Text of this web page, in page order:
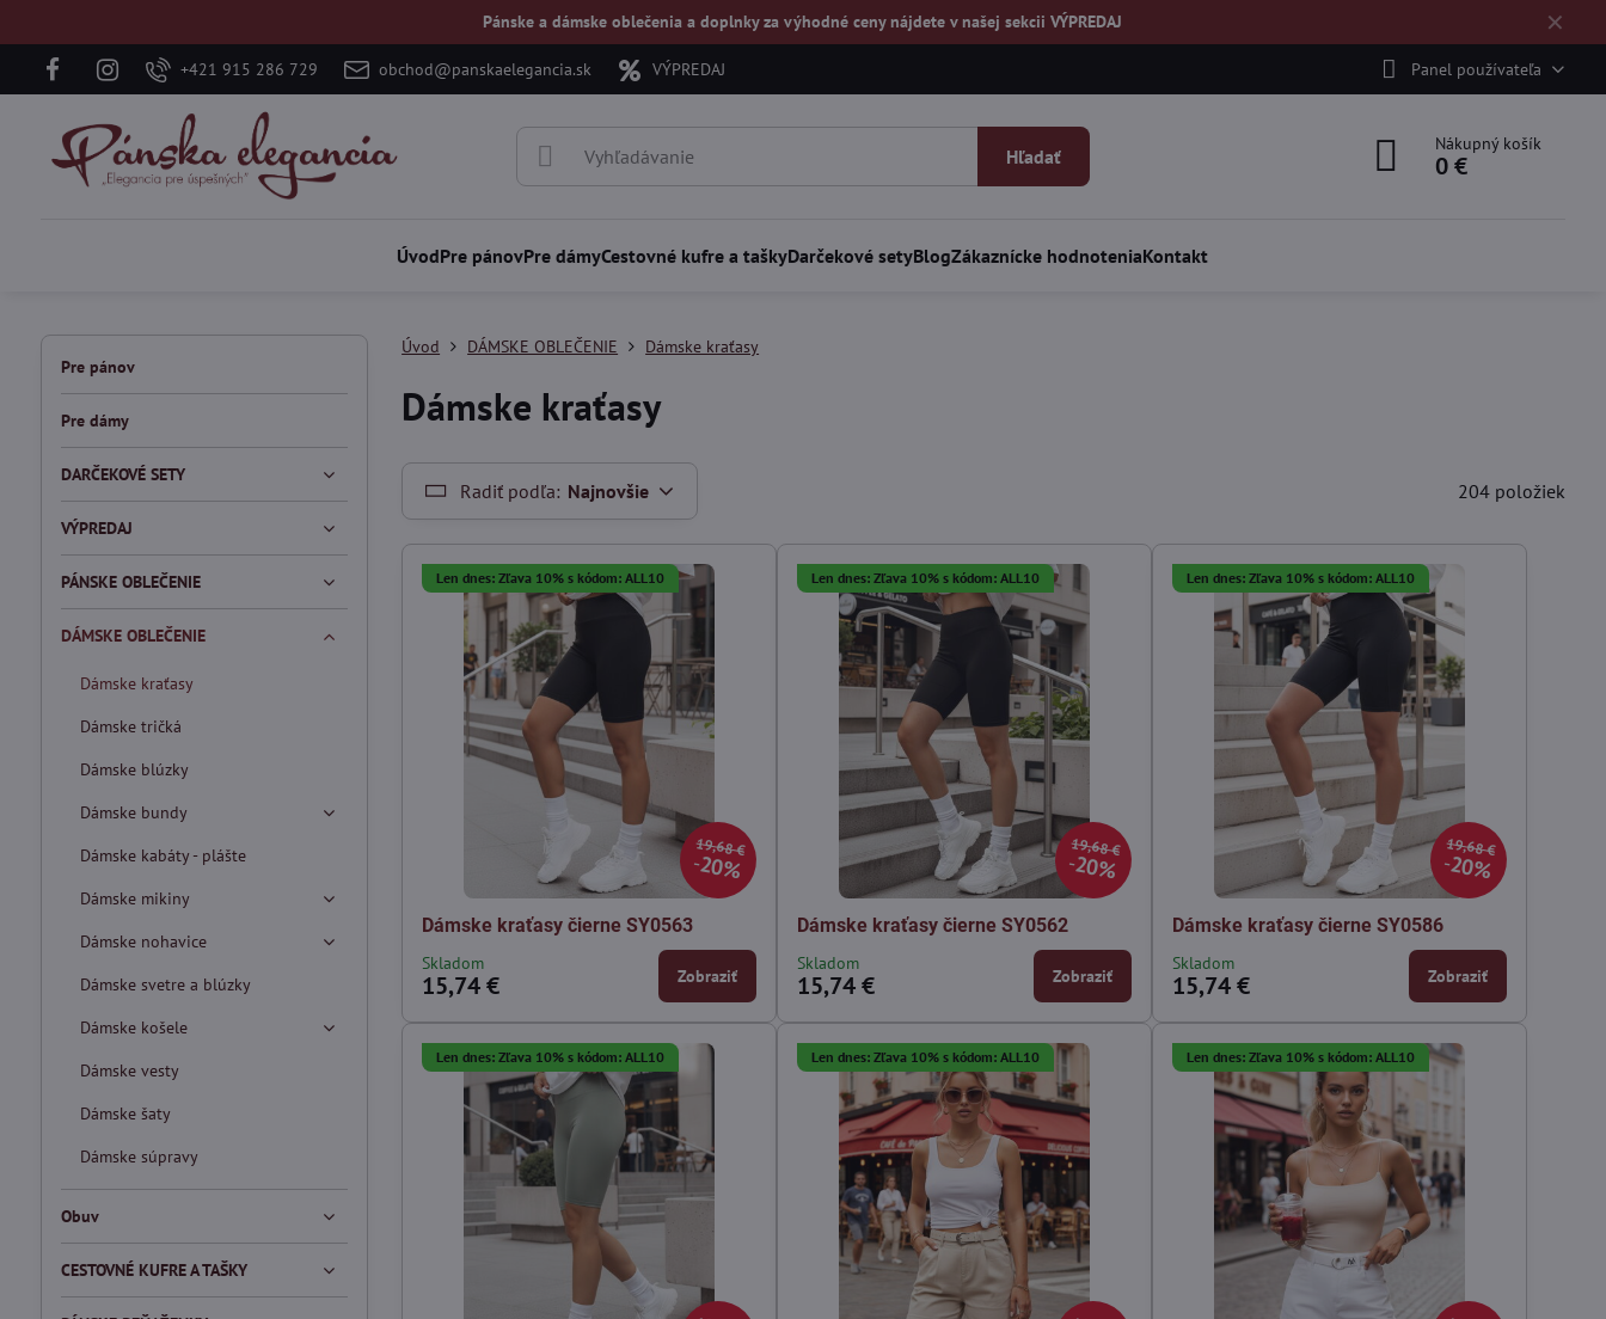
✕
Pánske a dámske oblečenia a doplnky za výhodné ceny nájdete v našejsekcii VÝPREDAJ
+421 915 286 729 obchod@panskaelegancia.sk VÝPREDAJ Panel používateľa
Hľadať
Nákupný košík
0 €
ÚvodPre pánovPre dámyCestovné kufre a taškyDarčekové setyBlogZákaznícke hodnoteniaKontakt
Úvod DÁMSKE OBLEČENIE Dámske kraťasy
Dámske kraťasy
Radiť podľa: Najnovšie 204 položiek
19,68 €
20%
Len dnes: Zľava 10% s kódom: ALL10
Dámske kraťasy čierne SY0563
Skladom
15,74 € Zobraziť
19,68 €
20%
Len dnes: Zľava 10% s kódom: ALL10
Dámske kraťasy čierne SY0562
Skladom
15,74 € Zobraziť
19,68 €
20%
Len dnes: Zľava 10% s kódom: ALL10
Dámske kraťasy čierne SY0586
Skladom
15,74 € Zobraziť
Len dnes: Zľava 10% s kódom: ALL10 Len dnes: Zľava 10% s kódom: ALL10 Len dnes: Zľava 10% s kódom: ALL10
Pre pánov
Pre dámy
DARČEKOVÉ SETY
VÝPREDAJ
PÁNSKE OBLEČENIE
DÁMSKE OBLEČENIE
Dámske kraťasy
Dámske tričká
Dámske blúzky
Dámske bundy
Dámske kabáty - plášte
Dámske mikiny
Dámske nohavice
Dámske svetre a blúzky
Dámske košele
Dámske vesty
Dámske šaty
Dámske súpravy
Obuv
CESTOVNÉ KUFRE A TAŠKY